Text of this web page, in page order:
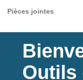
Design compact et
(sans piles).
Pièces jointes
Outils